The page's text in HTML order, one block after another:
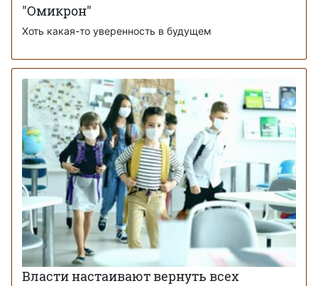
"Омикрон"
Хоть какая-то уверенность в будущем
Власти настаивают вернуть всех